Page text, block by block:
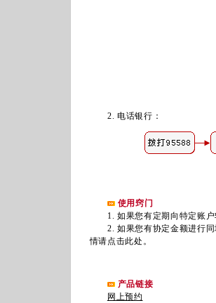
2. 电话银行 ：
使用窍门
1. 如果您有定期向特定账户
2. 如果您有协定金额进行同
情请点击此处 。
产品链接
网上预约